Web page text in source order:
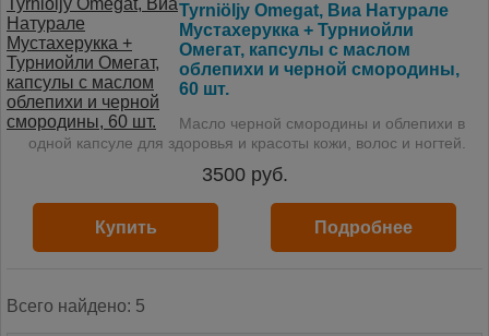
Tyrniöljy Omegat, Виа Натурале
Мустахерукка + Турниойли
Омегат, капсулы с маслом
облепихи и черной смородины,
60 шт.
Масло черной смородины и облепихи в
одной капсуле для здоровья и красоты кожи, волос и ногтей.
3500руб.
Купить Подробнее
Всего найдено: 5